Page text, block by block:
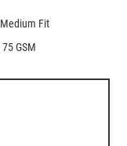
Medium Fit
75 GSM